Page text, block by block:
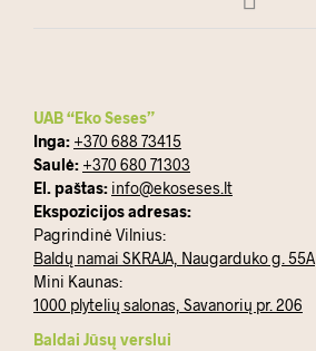
UAB “Eko Seses”
Inga: +370 688 73415
Saulė: +370 680 71303
El. paštas: info@ekoseses.lt
Ekspozicijos adresas:
Pagrindinė Vilnius:
Baldų namai SKRAJA, Naugarduko g. 55A
Mini Kaunas:
1000 plytelių salonas, Savanorių pr. 206
Baldai Jūsų verslui